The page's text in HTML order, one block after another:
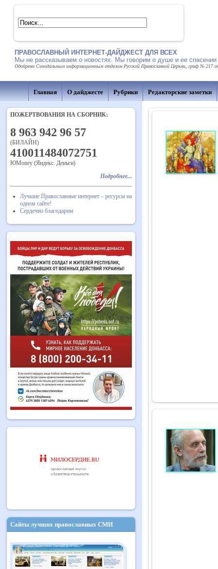
ПРАВОСЛАВНЫЙ ИНТЕРНЕТ-ДАЙДЖЕСТ ДЛЯ ВСЕХ
Мы не рассказываем о новостях. Мы говорим о душе и ее спасении
Одобрено Синодальным информационным отделом Русской Православной Церкви, гриф № 217
Главная О дайджесте Рубрики Редакторские заметки
ПОЖЕРТВОВАНИЯ НА СБОРНИК:
8 963 942 96 57
(БИЛАЙН)
410011484072751
ЮMoney (Яндекс. Деньги)
Подробнее...
Лучшие Православные интернет – ресурсы на
одном сайте!
Сердечно благодарим
Сайты лучших православных СМИ